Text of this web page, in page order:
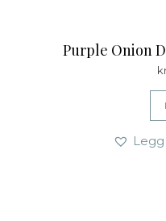
Purple Onion